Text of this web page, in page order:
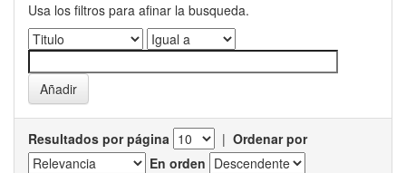
Usa los filtros para afinar la busqueda.
Resultados por página | Ordenar por
En orden